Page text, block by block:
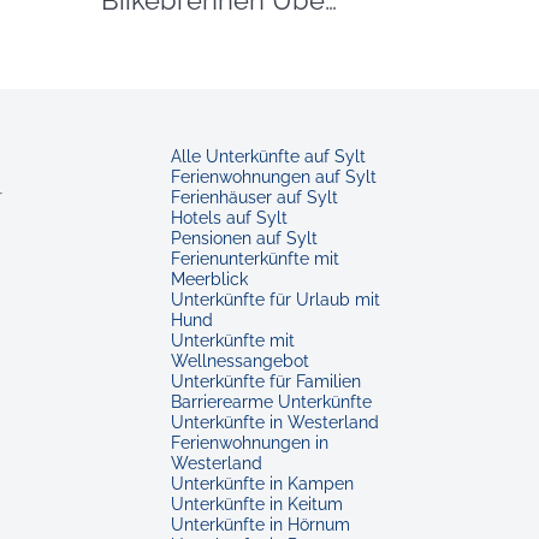
Alle Unterkünfte auf Sylt
Ferienwohnungen auf Sylt
Ferienhäuser auf Sylt
Hotels auf Sylt
Pensionen auf Sylt
Ferienunterkünfte mit
Meerblick
Unterkünfte für Urlaub mit
Hund
Unterkünfte mit
Wellnessangebot
Unterkünfte für Familien
Barrierearme Unterkünfte
Unterkünfte in Westerland
Ferienwohnungen in
Westerland
Unterkünfte in Kampen
Unterkünfte in Keitum
Unterkünfte in Hörnum